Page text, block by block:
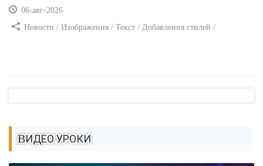
06-авг-2026
Новости / Изображения / Текст / Добавления стилей /
ВИДЕО УРОКИ